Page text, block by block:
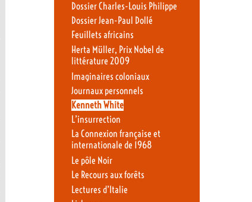
Dossier Charles-Louis Philippe
Dossier Jean-Paul Dollé
Feuillets africains
Herta Müller, Prix Nobel de
littérature 2009
Imaginaires coloniaux
Journaux personnels
Kenneth White
L’insurrection
La Connexion française et
internationale de 1968
Le pôle Noir
Le Recours aux forêts
Lectures d’Italie